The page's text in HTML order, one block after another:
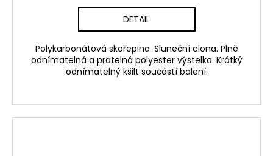
DETAIL
Polykarbonátová skořepina. Sluneční clona. Plně
odnímatelná a pratelná polyester výstelka. Krátký
odnímatelný kšilt součástí balení.